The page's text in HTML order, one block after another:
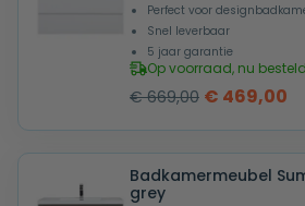
Perfect voor
Snel leverbaar
5 jaar garantie
Op voorraad, nu
€669,00
was:
€ 669,00.
€ 469,00
is:
€
Badkamermeubel
grey